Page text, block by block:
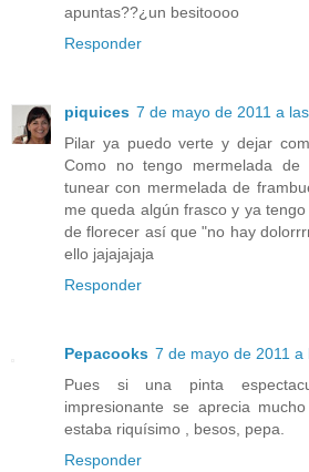
apuntas??¿un besitoooo
Responder
piquices 7 de mayo de 2011 a
Pilar ya puedo verte y dejar
Como no tengo mermelada
tunear con mermelada de
me queda algún frasco y ya
de florecer así que "no hay
ello jajajajaja
Responder
Pepacooks 7 de mayo de 2011 a
Pues si una pinta
impresionante se aprecia
estaba riquísimo , besos, pepa.
Responder